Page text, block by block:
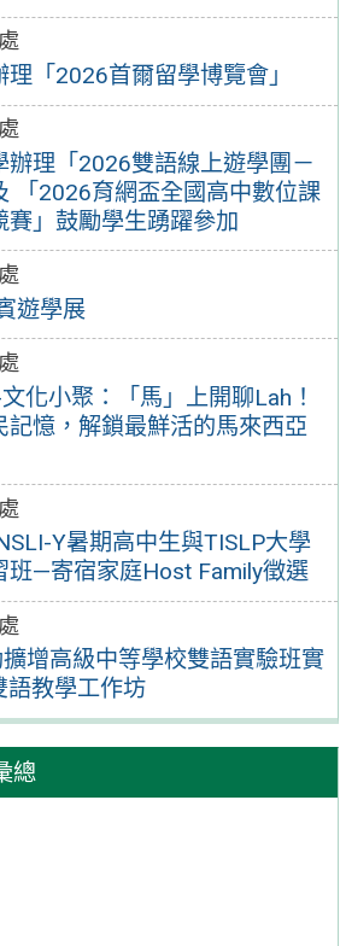
「2026首爾留學博覽會」
辦理「2026雙語線上遊學團－
「2026育網盃全國高中數位課
賽」鼓勵學生踴躍參加
遊學展
化小聚：「馬」上開聊Lah！
記憶，解鎖最鮮活的馬來西亞
Y暑期高中生與TISLP大學
班—寄宿家庭Host Family徵選
增高級中等學校雙語實驗班實
語教學工作坊
總